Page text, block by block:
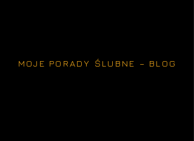
MOJE PORADY ŚLUBNE – BLOG